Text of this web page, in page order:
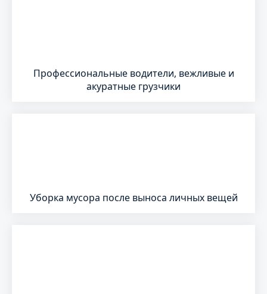
Профессиональные водители, вежливые и
акуратные грузчики
Уборка мусора после выноса личных вещей